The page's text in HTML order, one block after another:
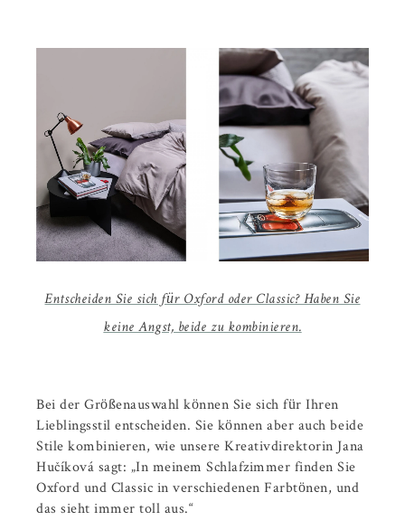
Entscheiden Sie sich für Oxford oder Classic? Haben Sie
keine Angst, beide zu kombinieren.
Bei der Größenauswahl können Sie sich für Ihren
Lieblingsstil entscheiden. Sie können aber auch beide
Stile kombinieren, wie unsere Kreativdirektorin Jana
Hučíková sagt: „In meinem Schlafzimmer finden Sie
Oxford und Classic in verschiedenen Farbtönen, und
das sieht immer toll aus.“